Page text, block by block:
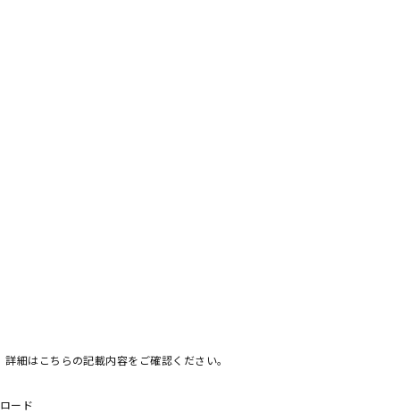
詳細はこちらの記載内容をご確認ください。
ード